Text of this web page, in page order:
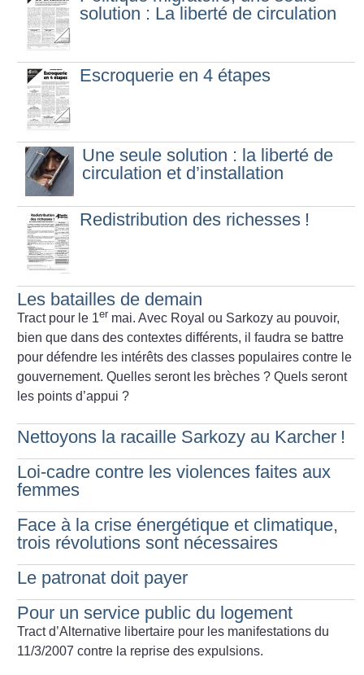
solution : La liberté de circulation
Escroquerie en 4 étapes
Une seule solution : la liberté de
circulation et d’installation
Redistribution des richesses !
Les batailles de demain
Tract pour le 1er mai.Avec Royal ou Sarkozy au pouvoir,
bien que dans des contextes différents, il faudra se battre
pour défendre les intérêts des classes populaires contre le
gouvernement. Quelles seront les brèches ? Quels seront
les points d’appui ?
Nettoyons la racaille Sarkozy au Karcher !
Loi-cadre contre les violences faites aux
femmes
Face à la crise énergétique et climatique,
trois révolutions sont nécessaires
Le patronat doit payer
Pour un service public du logement
Tract d’Alternative libertaire pour les manifestations du
11/3/2007 contre la reprise des expulsions.